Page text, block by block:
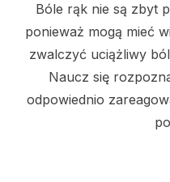
Bóle rąk nie są zbyt
ponieważ mogą mieć
zwalczyć uciążliwy
Naucz się
odpowiednio